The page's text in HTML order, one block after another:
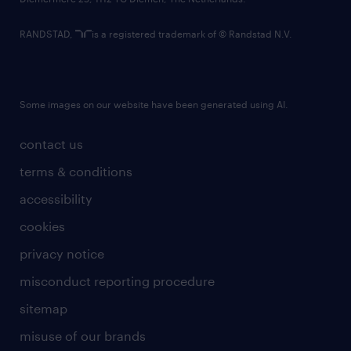
contact us
terms & conditions
accessibility
cookies
privacy notice
misconduct reporting procedure
sitemap
misuse of our brands
RANDSTAD, is a registered trademark of © Randstad N.V.
Some images on our website have been generated using AI.